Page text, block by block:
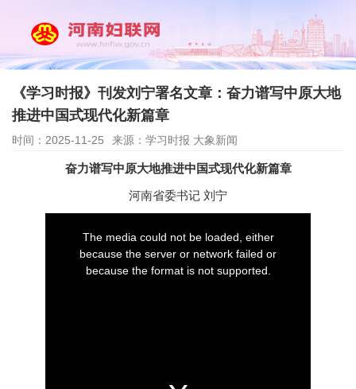
《学习时报》刊发刘宁署名文章：奋力谱写中原大地
推进中国式现代化新篇章
时间：2025-11-25 来源：学习时报 大象新闻
奋力谱写中原大地推进中国式现代化新篇章
河南省委书记 刘宁